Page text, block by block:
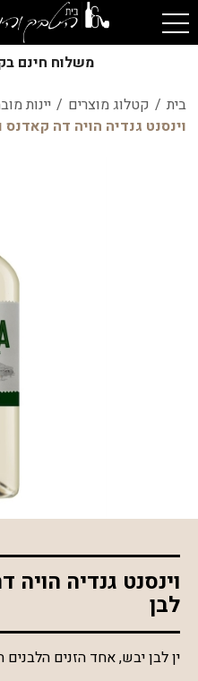
משלוח חינם
בית / קטלוג מוצרים / יינות
וינסנט גנדיה הויה דה קאדנס
וינסנט גנדיה הויה
לבן
ין לבן יבש, אחד הזנים